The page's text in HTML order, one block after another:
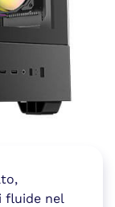
fluide nel